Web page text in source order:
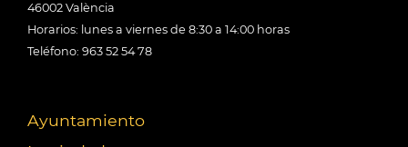
46002 València
Horarios: lunes a viernes de 8:30 a 14:00 horas
Teléfono: 963 52 54 78
Ayuntamiento